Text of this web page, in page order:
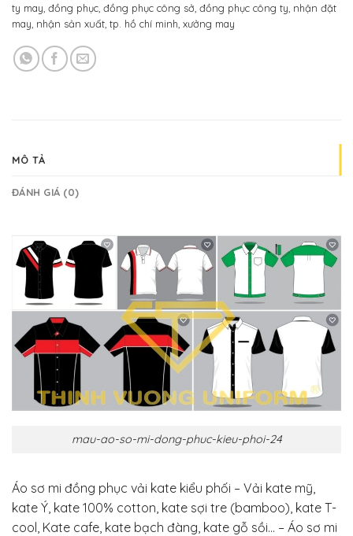
ty may đồng phục đồng phục công sở đồng phục công ty nhận đặt
may nhận sản xuất tp. hồ chí minh xưởng may
MÔ TẢ
ĐÁNH GIÁ (0)
mau-ao-so-mi-dong-phuc-kieu-phoi-24
Áo sơ mi đồng phục vải kate kiểu phối – Vải kate mỹ,
kate Ý, kate 100% cotton, kate sợi tre (bamboo), kate T-
cool, Kate cafe, kate bạch đàng, kate gỗ sồi… – Áo sơ mi